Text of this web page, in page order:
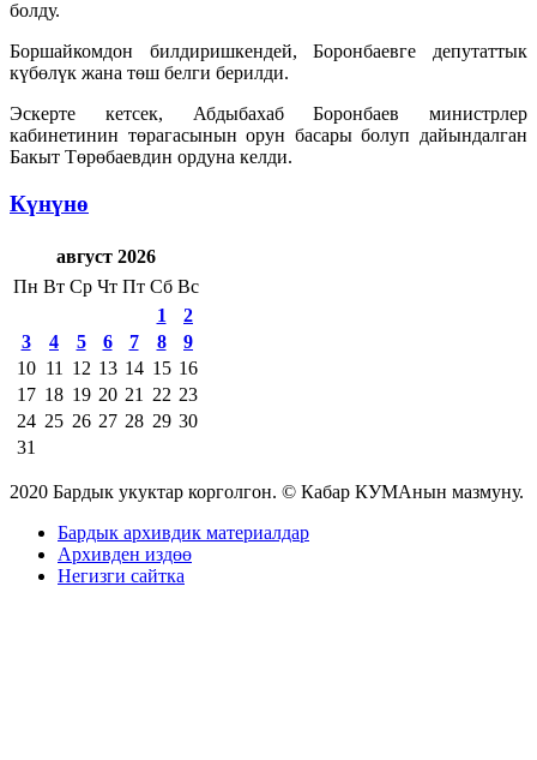
болду.
Боршайкомдон билдиришкендей, Боронбаевге депутаттык
күбөлүк жана төш белги берилди.
Эскерте кетсек, Абдыбахаб Боронбаев министрлер
кабинетинин төрагасынын орун басары болуп дайындалган
Бакыт Төрөбаевдин ордуна келди.
Күнүнө
август 2026
Пн Вт Ср Чт Пт Сб Вс
1
2
3
4 5 6 7 8
9
10 11 12 13 14 15 16
17 18 19 20 21 22 23
24 25 26 27 28 29 30
31
2020 Бардык укуктар корголгон. © Кабар КУМАнын мазмуну.
Бардык архивдик материалдар
Архивден издөө
Негизги сайтка